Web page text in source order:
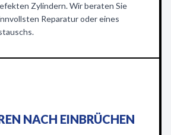
Zylindern. Wir beraten Sie
Reparatur oder eines
NACH EINBRÜCHEN